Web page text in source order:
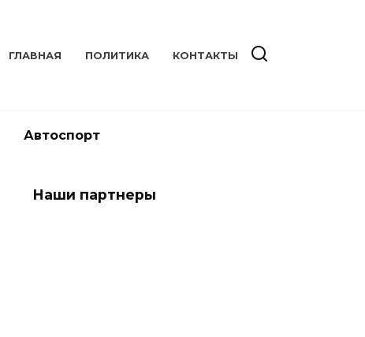
ГЛАВНАЯ ПОЛИТИКА КОНТАКТЫ
Автоспорт
Наши партнеры